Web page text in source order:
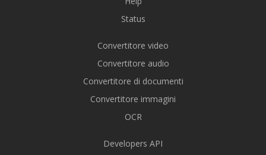
Status
Convertitore video
Convertitore audio
Convertitore di documenti
Convertitore immagini
OCR
Developers API